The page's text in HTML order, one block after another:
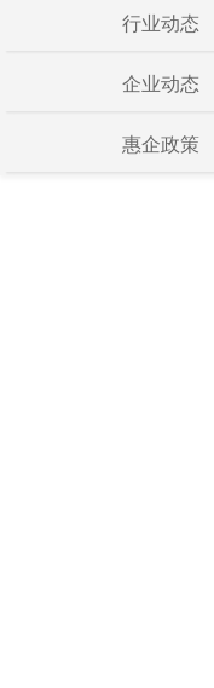
行业动态
企业动态
惠企政策